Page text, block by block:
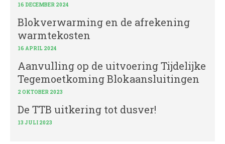
16 DECEMBER 2024
Blokverwarming en de afrekening
warmtekosten
16 APRIL 2024
Aanvulling op de uitvoering Tijdelijke
Tegemoetkoming Blokaansluitingen
2 OKTOBER 2023
De TTB uitkering tot dusver!
13 JULI 2023